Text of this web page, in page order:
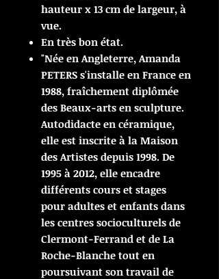
hauteur x 13 cm de largeur, à
vue.
En très bon état.
"Née en Angleterre, Amanda
PETERS s'installe en France en
1988, fraîchement diplômée
des Beaux-arts en sculpture.
Autodidacte en céramique,
elle est inscrite à la Maison
des Artistes depuis 1998. De
1995 à 2012, elle encadre
différents cours et stages
pour adultes et enfants dans
les centres socioculturels de
Clermont-Ferrand et de La
Roche-Blanche tout en
poursuivant son travail de